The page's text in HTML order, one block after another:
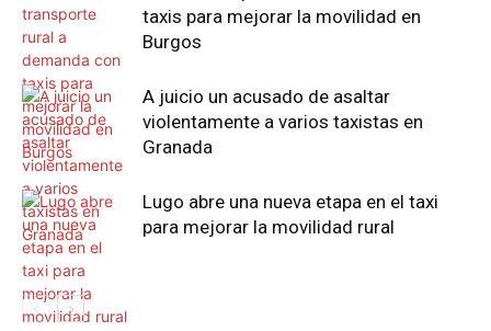
taxis para mejorar la movilidad en
Burgos
A juicio un acusado de asaltar
violentamente a varios taxistas en
Granada
Lugo abre una nueva etapa en el taxi
para mejorar la movilidad rural